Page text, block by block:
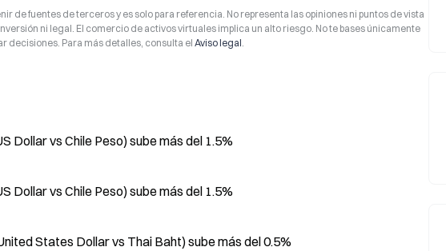
de fuentes de terceros y es solo para referencia. No representa las opiniones ni puntos de vista
ni legal. El comercio de activos virtuales implica un alto riesgo. No te bases únicamente
decisiones. Para más detalles, consulta el Aviso legal.
Dollar vs Chile Peso) sube más del 1.5%
Dollar vs Chile Peso) sube más del 1.5%
States Dollar vs Thai Baht) sube más del 0.5%